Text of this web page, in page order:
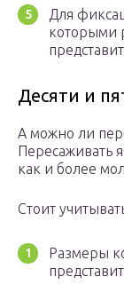
Для
которыми
Десяти и
А можно ли
Пересаживать
как и более
Стоит
Размеры